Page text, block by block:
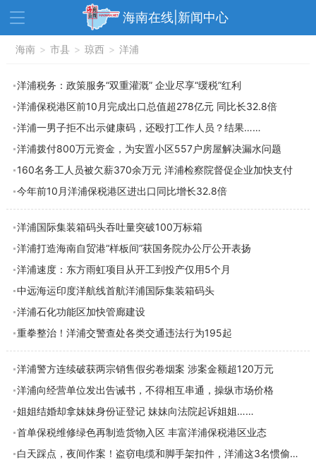
海南在线|新闻中心
资讯中心 热点
文体 消费
教育 健康 房产
家装 交通 美食
生活 演出 活动
展会 走读海南 周末去哪儿
人才在线 天涯企服
海南 > 市县 > 琼西 > 洋浦
洋浦税务：政策服务“双重灌溉” 企业尽享“缓税”红利
洋浦保税港区前10月完成出口总值超278亿元 同比长32.8倍
洋浦一男子拒不出示健康码，还殴打工作人员？结果……
洋浦拨付800万元资金，为安置小区557户房屋解决漏水问题
160名务工人员被欠薪370余万元 洋浦检察院督促企业加快支付
今年前10月洋浦保税港区进出口同比增长32.8倍
洋浦国际集装箱码头吞吐量突破100万标箱
洋浦打造海南自贸港“样板间”获国务院办公厅公开表扬
洋浦速度：东方雨虹项目从开工到投产仅用5个月
中远海运印度洋航线首航洋浦国际集装箱码头
洋浦石化功能区加快管廊建设
重拳整治！洋浦交警查处各类交通违法行为195起
洋浦警方连续破获两宗销售假劣卷烟案 涉案金额超120万元
洋浦向经营单位发出告诫书，不得相互串通，操纵市场价格
姐姐结婚却拿妹妹身份证登记 妹妹向法院起诉姐姐……
首单保税维修绿色再制造货物入区 丰富洋浦保税港区业态
白天踩点，夜间作案！盗窃电缆和脚手架扣件，洋浦这3名惯偷被刑拘！